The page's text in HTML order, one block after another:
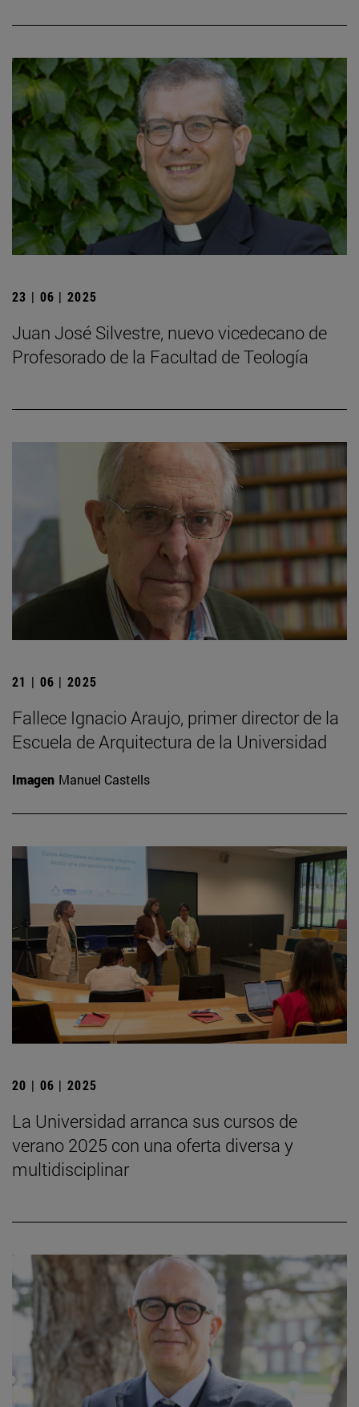
23 | 06 | 2025
Juan José Silvestre, nuevo vicedecano de
Profesorado de la Facultad de Teología
21 | 06 | 2025
Fallece Ignacio Araujo, primer director de la
Escuela de Arquitectura de la Universidad
Imagen Manuel Castells
20 | 06 | 2025
La Universidad arranca sus cursos de
verano 2025 con una oferta diversa y
multidisciplinar